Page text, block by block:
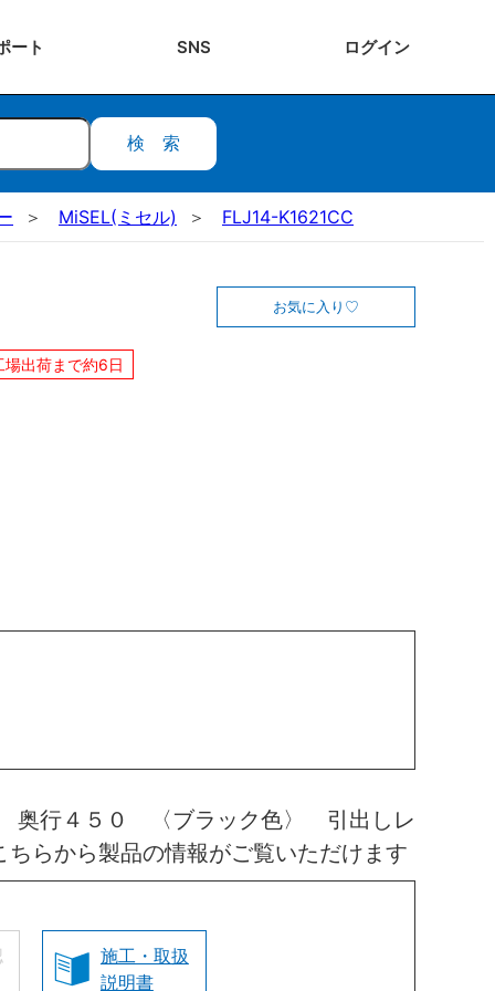
ート SNS ログイン
検索
MiSEL(ミセル) FLJ14-K1621CC
お気に入り
場出荷まで約6日
行４５０ 〈ブラック色〉 引出しレ
らから製品の情報がご覧いただけます
施工・取扱
説明書